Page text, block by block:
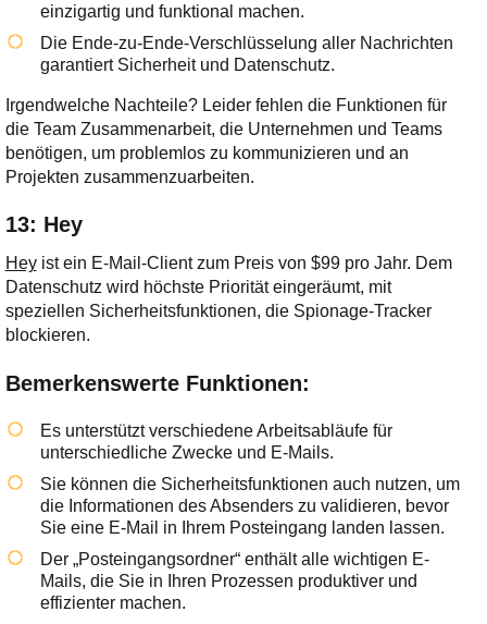
einzigartig und funktional machen.
Die Ende-zu-Ende-Verschlüsselung aller Nachrichten
garantiert Sicherheit und Datenschutz.
Irgendwelche Nachteile? Leider fehlen die Funktionen für
die Team Zusammenarbeit, die Unternehmen und Teams
benötigen, um problemlos zu kommunizieren und an
Projekten zusammenzuarbeiten.
13: Hey
Heyist ein E-Mail-Client zum Preis von $99 pro Jahr. Dem
Datenschutz wird höchste Priorität eingeräumt, mit
speziellen Sicherheitsfunktionen, die Spionage-Tracker
blockieren.
Bemerkenswerte Funktionen:
Es unterstützt verschiedene Arbeitsabläufe für
unterschiedliche Zwecke und E-Mails.
Sie können die Sicherheitsfunktionen auch nutzen, um
die Informationen des Absenders zu validieren, bevor
Sie eine E-Mail in Ihrem Posteingang landen lassen.
Der „Posteingangsordner“ enthält alle wichtigen E-
Mails, die Sie in Ihren Prozessen produktiver und
effizienter machen.